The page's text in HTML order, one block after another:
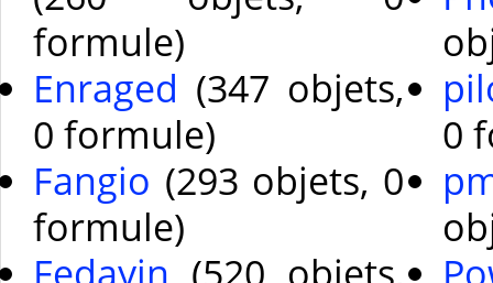
formule)
Enraged (347 objets,
0 formule)
Fangio (293 objets, 0
formule)
Fedayin (520 objets,
0